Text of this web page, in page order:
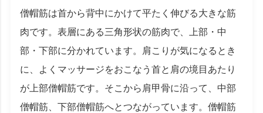
僧帽筋は首から背中にかけて平たく伸びる大きな筋
肉です。表層にある三角形状の筋肉で、上部・中
部・下部に分かれています。肩こりが気になるとき
に、よくマッサージをおこなう首と肩の境目あたり
が上部僧帽筋です。そこから肩甲骨に沿って、中部
僧帽筋、下部僧帽筋へとつながっています。僧帽筋